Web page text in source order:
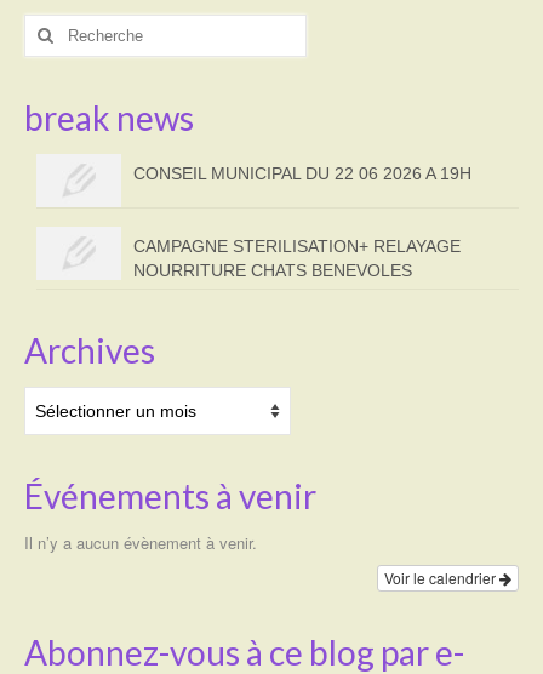
Rechercher
break news
CONSEIL MUNICIPAL DU 22 06 2026 A 19H
CAMPAGNE STERILISATION+ RELAYAGE
NOURRITURE CHATS BENEVOLES
Archives
Événements à venir
Il n’y a aucun évènement à venir.
Voir le calendrier
Abonnez-vous à ce blog par e-